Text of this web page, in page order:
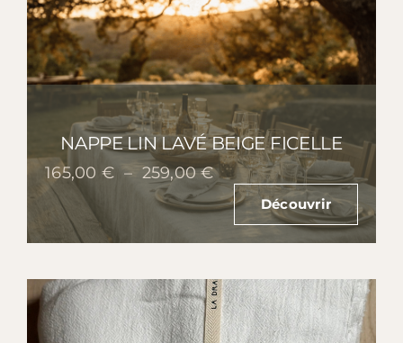
NAPPE LIN LAVÉ BEIGE FICELLE
165,00 € – 259,00€Plage
de
prix :
259,00 €
Découvrir